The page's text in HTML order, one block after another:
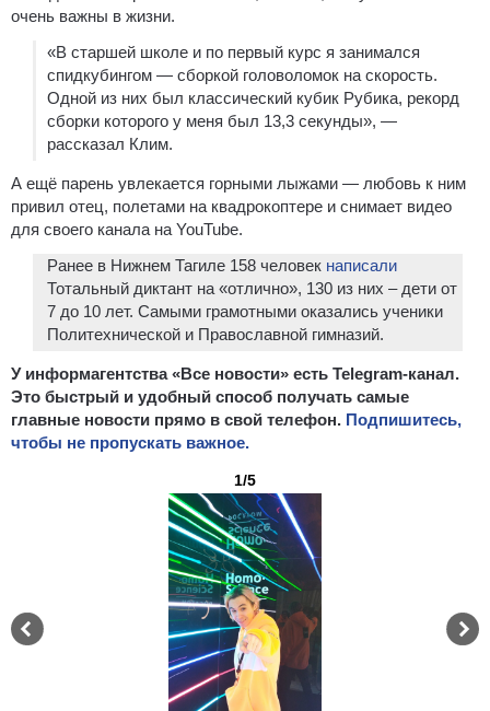
очень важны в жизни.
«В старшей школе и по первый курс я занимался
спидкубингом — сборкой головоломок на скорость.
Одной из них был классический кубик Рубика, рекорд
сборки которого у меня был 13,3 секунды», —
рассказал Клим.
А ещё парень увлекается горными лыжами — любовь к ним
привил отец, полетами на квадрокоптере и снимает видео
для своего канала на YouTube.
Ранее в Нижнем Тагиле 158 человек написали
Тотальный диктант на «отлично», 130 из них – дети от
7 до 10 лет. Самыми грамотными оказались ученики
Политехнической и Православной гимназий.
У информагентства «Все новости» есть Telegram-канал.
Это быстрый и удобный способ получать самые
главные новости прямо в свой телефон. Подпишитесь,
чтобы не пропускать важное.
1/5